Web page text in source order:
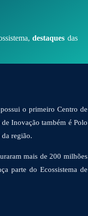
destaques das
o primeiro Centro de
Inovação também é Polo
região.
mais de 200 milhões
parte do Ecossistema de